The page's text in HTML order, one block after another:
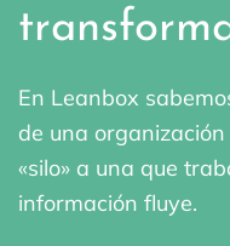
En Leanbox
de una
«silo» a una que
información fluye.